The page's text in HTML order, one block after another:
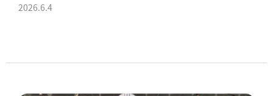
2026.6.4